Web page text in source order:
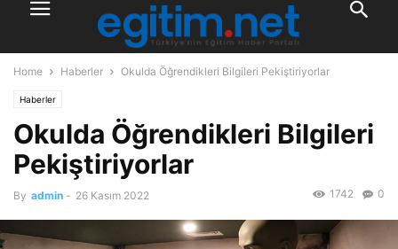
Home Haberler Okulda Öğrendikleri Bilgileri Pekiştiriyorlar
Haberler
Okulda Öğrendikleri Bilgileri
Pekiştiriyorlar
By admin - 26 Kasım 2022 0
1742